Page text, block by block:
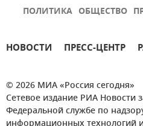
ПОЛИТИКА ОБЩЕСТВО
НОВОСТИ ПРЕСС-ЦЕНТР
© 2026 МИА «Россия сегодня»
Сетевое издание РИА Новости
Федеральной службе по